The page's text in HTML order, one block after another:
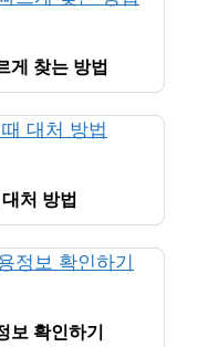
게 찾는 방법
처 방법
보 확인하기